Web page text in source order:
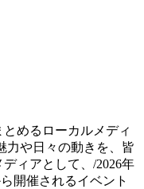
めるローカルメディ
力や日々の動きを、皆
ィアとして、/2026年
開催されるイベント